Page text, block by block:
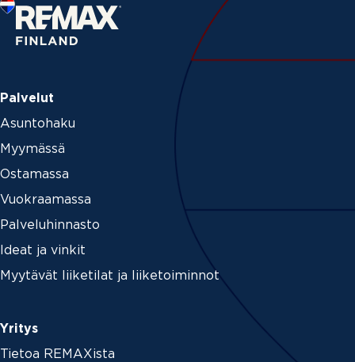
Palvelut
Asuntohaku
Myymässä
Ostamassa
Vuokraamassa
Palveluhinnasto
Ideat ja vinkit
Myytävät liiketilat ja liiketoiminnot
Yritys
Tietoa REMAXista